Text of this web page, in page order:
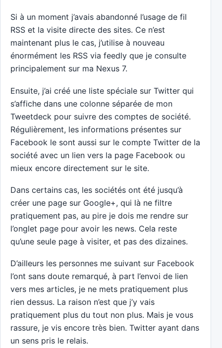
Si à un moment j’avais abandonné l’usage de fil
RSS et la visite directe des sites. Ce n’est
maintenant plus le cas, j’utilise à nouveau
énormément les RSS via feedly que je consulte
principalement sur ma Nexus 7.
Ensuite, j’ai créé une liste spéciale sur Twitter qui
s’affiche dans une colonne séparée de mon
Tweetdeck pour suivre des comptes de société.
Régulièrement, les informations présentes sur
Facebook le sont aussi sur le compte Twitter de la
société avec un lien vers la page Facebook ou
mieux encore directement sur le site.
Dans certains cas, les sociétés ont été jusqu’à
créer une page sur Google+, qui là ne filtre
pratiquement pas, au pire je dois me rendre sur
l’onglet page pour avoir les news. Cela reste
qu’une seule page à visiter, et pas des dizaines.
D’ailleurs les personnes me suivant sur Facebook
l’ont sans doute remarqué, à part l’envoi de lien
vers mes articles, je ne mets pratiquement plus
rien dessus. La raison n’est que j’y vais
pratiquement plus du tout non plus. Mais je vous
rassure, je vis encore très bien. Twitter ayant dans
un sens pris le relais.